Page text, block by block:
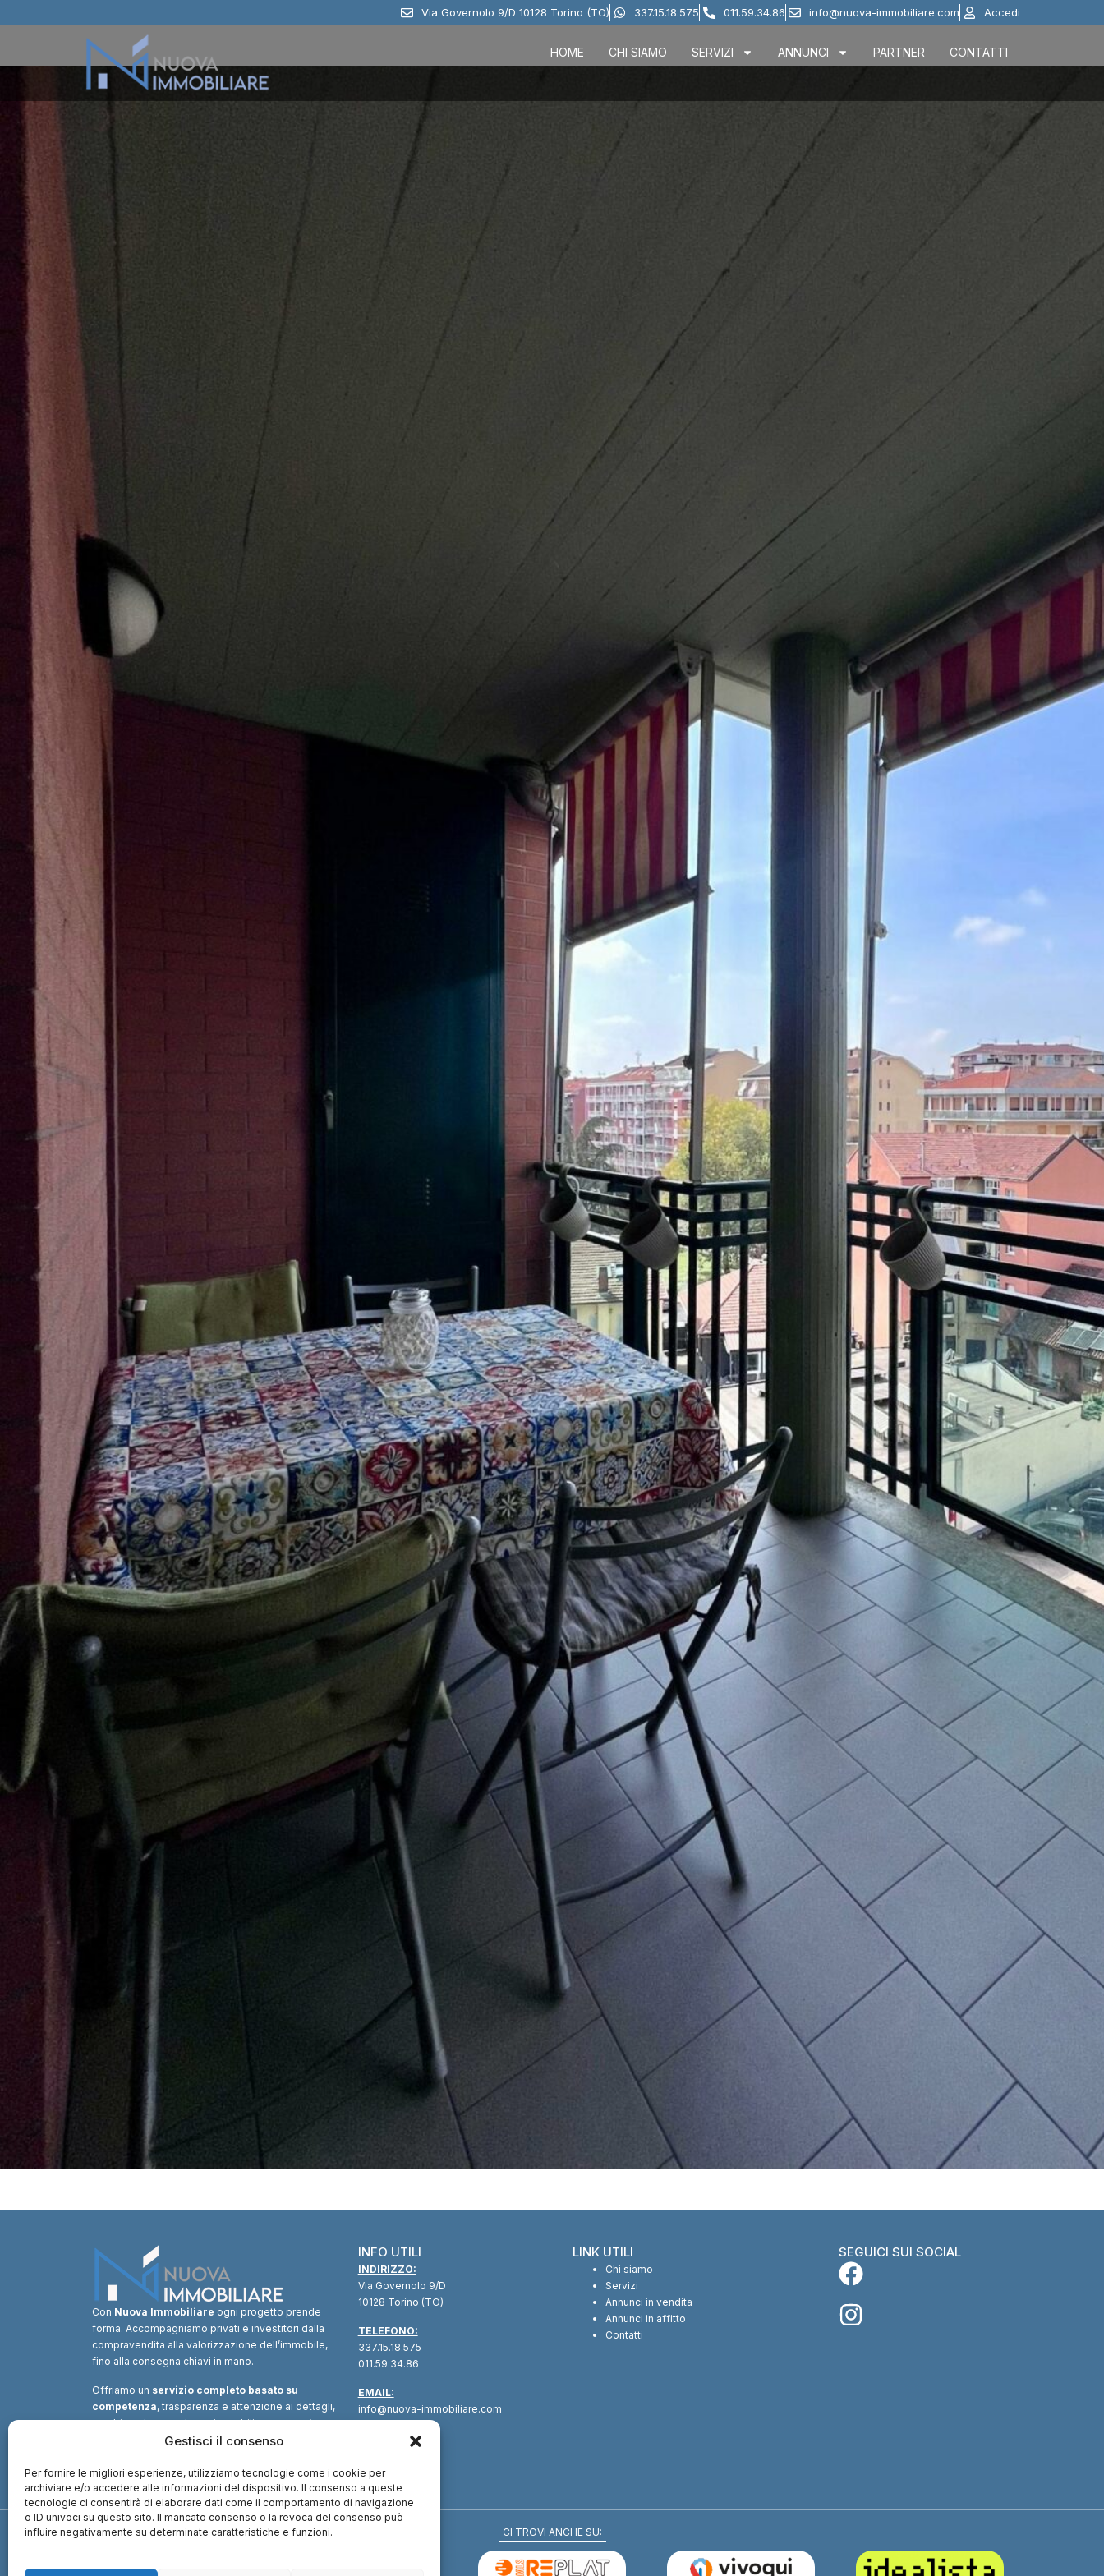
Gestisci il consenso
Per fornire le migliori esperienze, utilizziamo tecnologie come i cookie per
archiviare e/o accedere alle informazioni del dispositivo. Il consenso a queste
tecnologie ci consentirà di elaborare dati come il comportamento di navigazione
o ID univoci su questo sito. Il mancato consenso o la revoca del consenso può
influire negativamente su determinate caratteristiche e funzioni.
Via Governolo 9/D 10128 Torino (TO) 337.15.18.575 011.59.34.86 info@nuova-immobiliare.com Accedi
HOME CHI SIAMO SERVIZI ANNUNCI PARTNER CONTATTI
Con Nuova Immobiliare ogni progetto prende
forma. Accompagniamo privati e investitori dalla
compravendita alla valorizzazione dell’immobile,
fino alla consegna chiavi in mano.
Offriamo un servizio completo basato su
competenza, trasparenza e attenzione ai dettagli,
combinando consulenza immobiliare, supporto
tecnico e soluzioni finanziarie.Un unico
valore.
INFO UTILI
INDIRIZZO:
Via Governolo 9/D
10128 Torino (TO)
TELEFONO:
337.15.18.575
011.59.34.86
EMAIL:
info@nuova-immobiliare.com
LINK UTILI
Chi siamo
Servizi
Annunci in vendita
Annunci in affitto
Contatti
SEGUICI SUI SOCIAL
CI TROVI ANCHE SU: